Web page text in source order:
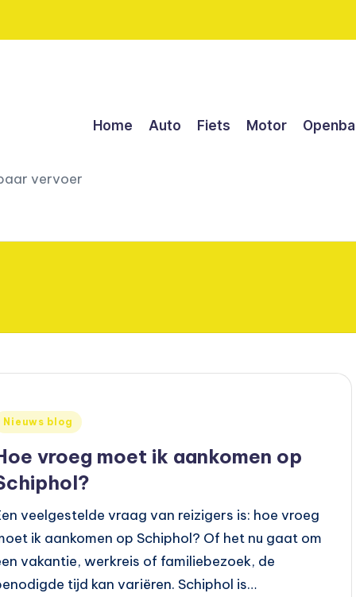
vervoer
Home Auto Fiets Motor
Nieuws blog
vroeg moet ik aankomen op
veelgestelde vraag van reizigers is: hoe vroeg
ik aankomen op Schiphol? Of het nu gaat om
vakantie, werkreis of familiebezoek, de
tijd kan variëren. Schiphol is…